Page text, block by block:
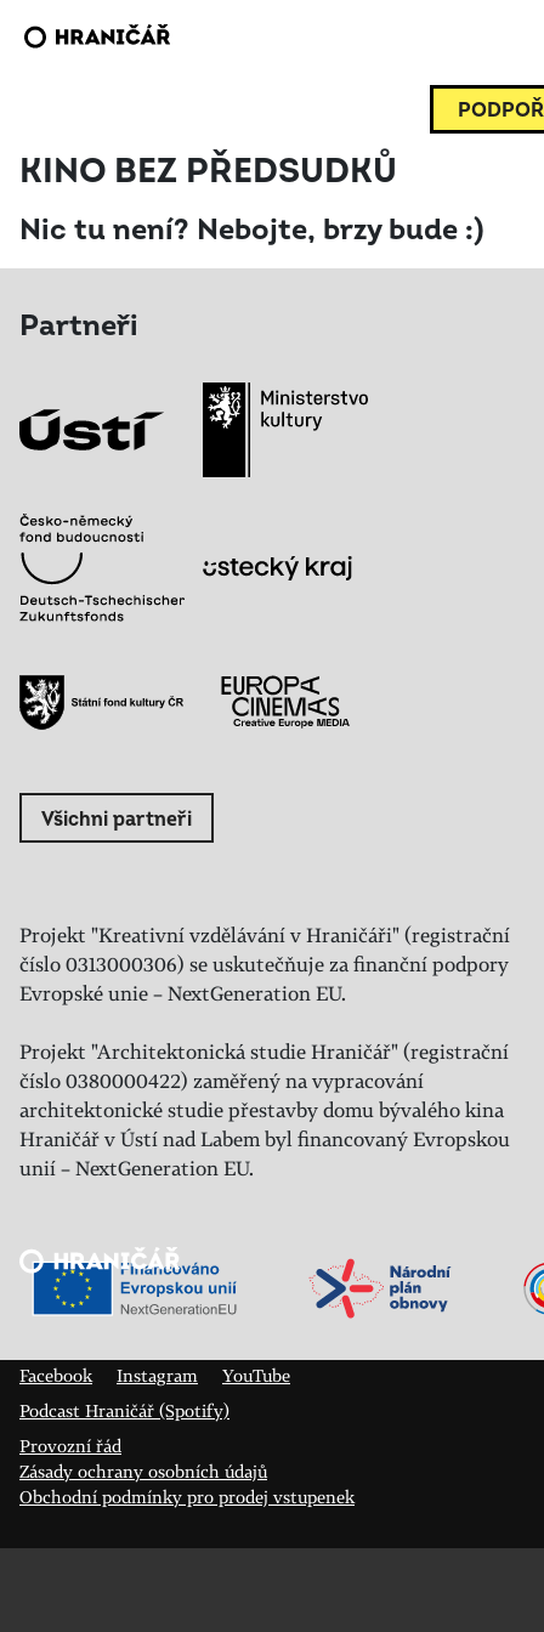
KINO BEZ PŘEDSUDKŮ
Nic tu není? Nebojte, brzy bude :)
Partneři
Všichni partneři
Projekt "Kreativní vzdělávání v Hraničáři" (registrační
číslo 0313000306) se uskutečňuje za finanční podpory
Evropské unie – NextGeneration EU.
Projekt "Architektonická studie Hraničář" (registrační
číslo 0380000422) zaměřený na vypracování
architektonické studie přestavby domu bývalého kina
Hraničář v Ústí nad Labem byl financovaný Evropskou
unií – NextGeneration EU.
Veřejný sál Hraničář, spolek
Facebook
Instagram
YouTube
Podcast Hraničář (Spotify)
Provozní řád
Zásady ochrany osobních údajů
Obchodní podmínky pro prodej vstupenek